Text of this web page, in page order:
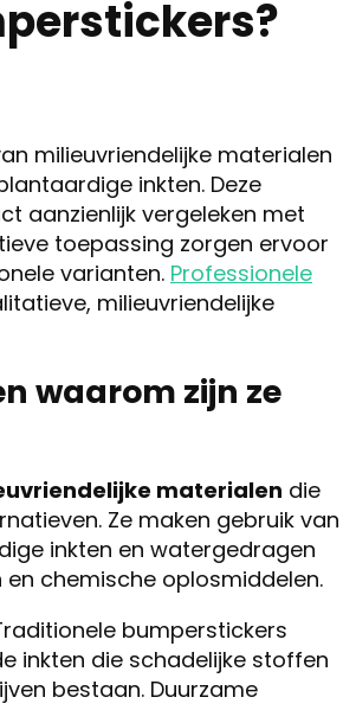
milieuvriendelijke materialen
inkten. Deze
aanzienlijk vergeleken met
toepassing zorgen ervoor
varianten. Professionele
milieuvriendelijke
waarom zijn ze
materialen die
Ze maken gebruik van
inkten en watergedragen
chemische oplosmiddelen.
bumperstickers
inkten die schadelijke stoffen
bestaan. Duurzame